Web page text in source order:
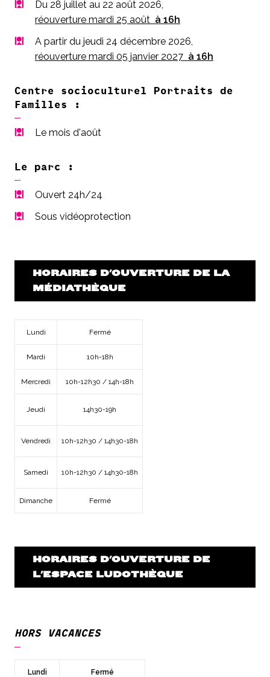
Du 28 juillet au 22 août 2026,
réouverture mardi 25 août à 16h
A partir du jeudi 24 décembre 2026,
réouverture mardi 05 janvier 2027 à 16h
Centre socioculturel Portraits de
Familles :
Le mois d'août
Le parc :
Ouvert 24h/24
Sous vidéoprotection
HORAIRES D'OUVERTURE DE LA
MÉDIATHÈQUE
Lundi Fermé
Mardi 10h-18h
Mercredi 10h-12h30 / 14h-18h
Jeudi 14h30-19h
Vendredi 10h-12h30 / 14h30-18h
Samedi 10h-12h30 / 14h30-18h
Dimanche Fermé
HORAIRES D'OUVERTURE DE
L'ESPACE LUDOTHÈQUE
HORS VACANCES
Lundi Fermé